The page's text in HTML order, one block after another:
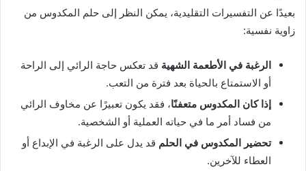
بعيدًا عن التفسيرات التقليدية، يمكن النظر إلى حلم المكدوس من
زاوية نفسية:
الرغبة في الأطعمة الشهية قد تعكس حاجة الرائي إلى الراحة
أو الاستمتاع بالحياة بعد فترة من التعب.
إذا كان المكدوس متعفنًا، فقد يكون تعبيرًا عن مخاوف الرائي
من فساد أمر ما في حياته العملية أو الشخصية.
تحضير المكدوس في الحلم قد يدل على الرغبة في الإبداع أو
العطاء للآخرين.